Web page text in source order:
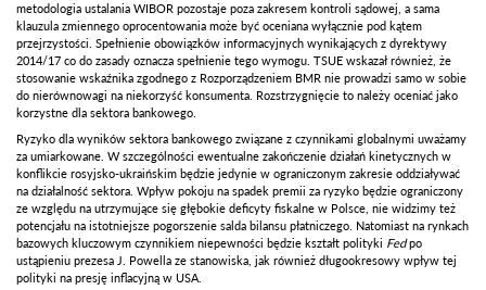
metodologia ustalania WIBOR pozostaje poza zakresem kontroli sądowej, a sama
klauzula zmiennego oprocentowania może być oceniana wyłącznie pod kątem
przejrzystości. Spełnienie obowiązków informacyjnych wynikających z dyrektywy
2014/17 co do zasady oznacza spełnienie tego wymogu. TSUE wskazał również, że
stosowanie wskaźnika zgodnego z Rozporządzeniem BMR nie prowadzi samo w sobie
do nierównowagi na niekorzyść konsumenta. Rozstrzygnięcie to należy oceniać jako
korzystne dla sektora bankowego.
Ryzyko dla wyników sektora bankowego związane z czynnikami globalnymi uważamy
za umiarkowane. W szczególności ewentualne zakończenie działań kinetycznych w
konflikcie rosyjsko-ukraińskim będzie jedynie w ograniczonym zakresie oddziaływać
na działalność sektora. Wpływ pokoju na spadek premii za ryzyko będzie ograniczony
ze względu na utrzymujące się głębokie deficyty fiskalne w Polsce, nie widzimy też
potencjału na istotniejsze pogorszenie salda bilansu płatniczego. Natomiast na rynkach
bazowych kluczowym czynnikiem niepewności będzie kształt polityki Fedpo
ustąpieniu prezesa J. Powella ze stanowiska, jak również długookresowy wpływ tej
polityki na presję inflacyjną w USA.